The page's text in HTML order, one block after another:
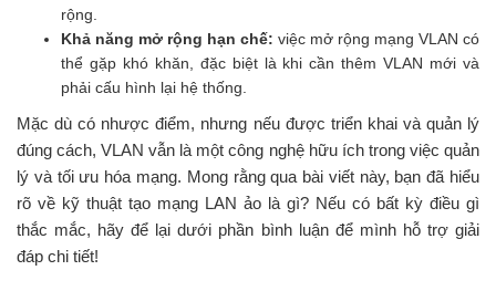
rộng.
Khả năng mở rộng hạn chế: việc mở rộng mạng VLAN có
thể gặp khó khăn, đặc biệt là khi cần thêm VLAN mới và
phải cấu hình lại hệ thống.
Mặc dù có nhược điểm, nhưng nếu được triển khai và quản lý
đúng cách, VLAN vẫn là một công nghệ hữu ích trong việc quản
lý và tối ưu hóa mạng. Mong rằng qua bài viết này, bạn đã hiểu
rõ về kỹ thuật tạo mạng LAN ảo là gì? Nếu có bất kỳ điều gì
thắc mắc, hãy để lại dưới phần bình luận để mình hỗ trợ giải
đáp chi tiết!